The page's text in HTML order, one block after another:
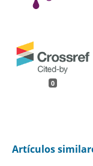
0
Artículos